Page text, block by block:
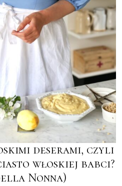
deserami, czyli
włoskiej babci?
Nonna)